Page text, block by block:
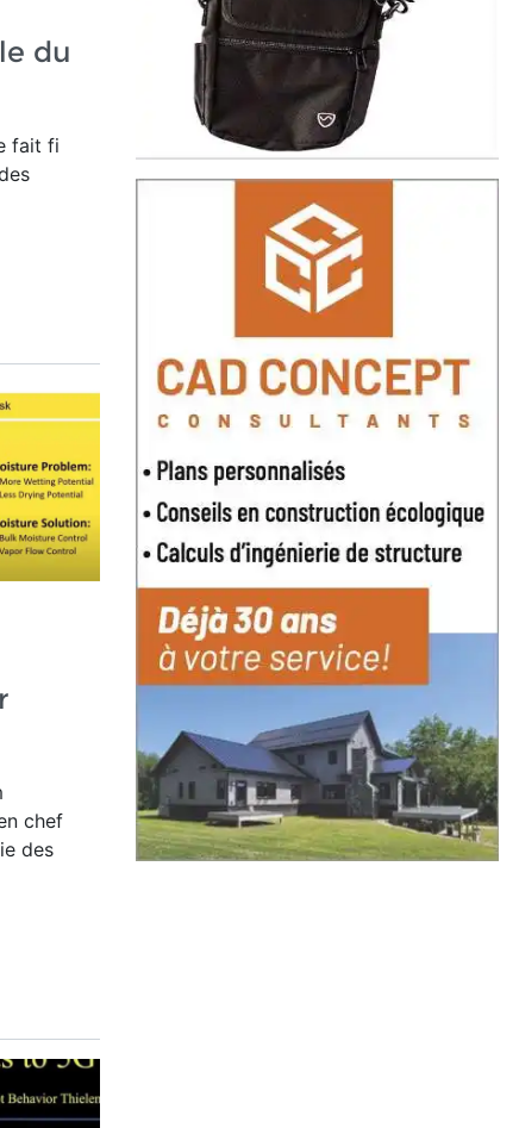
du
fait fi
chef
des